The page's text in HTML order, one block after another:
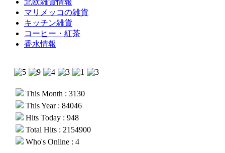
北欧雑貨情報
マリメッコの雑貨
キッチン雑貨
コーヒー・紅茶
香水情報
This Month : 3130
This Year : 84046
Hits Today : 948
Total Hits : 2154900
Who's Online : 4